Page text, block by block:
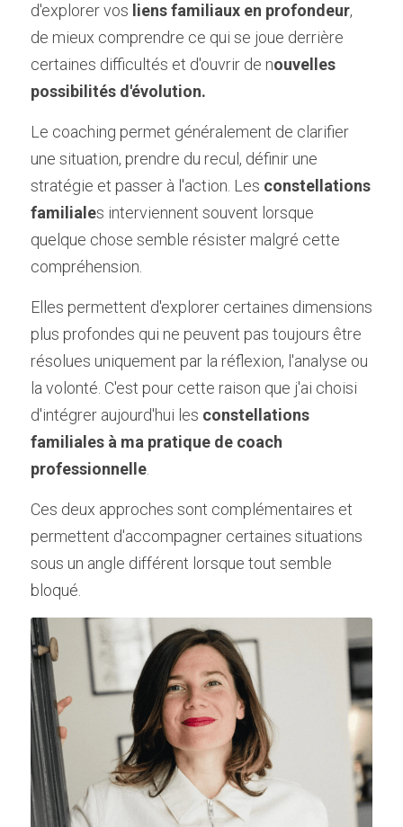
d'explorer vos liens familiaux en profondeur,
de mieux comprendre ce qui se joue derrière
certaines difficultés et d'ouvrir de nouvelles
possibilités d'évolution.
Le coaching permet généralement de clarifier
une situation, prendre du recul, définir une
stratégie et passer à l'action. Les constellations
familiales interviennent souvent lorsque
quelque chose semble résister malgré cette
compréhension.
Elles permettent d'explorer certaines dimensions
plus profondes qui ne peuvent pas toujours être
résolues uniquement par la réflexion, l'analyse ou
la volonté. C'est pour cette raison que j'ai choisi
d'intégrer aujourd'hui les constellations
familiales à ma pratique de coach
professionnelle
Ces deux approches sont complémentaires et
permettent d'accompagner certaines situations
sous un angle différent lorsque tout semble
bloqué.